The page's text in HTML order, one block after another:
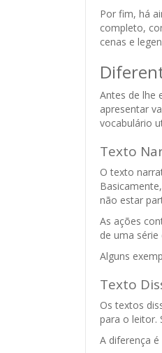
Por fim, há
completo,
cenas e
Antes de lhe
apresentar
vocabulário
Texto
O texto
não estar
As ações
de uma
Alguns
Texto
Os textos
para o leitor.
A diferença é